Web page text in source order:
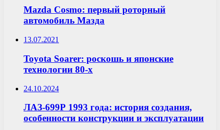
Mazda Cosmo: первый роторный
автомобиль Мазда
13.07.2021
Toyota Soarer: роскошь и японские
технологии 80-х
24.10.2024
ЛАЗ-699Р 1993 года: история создания,
особенности конструкции и эксплуатации